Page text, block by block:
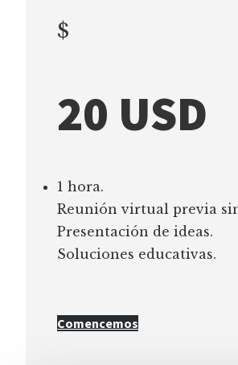
$
20 USD
1 hora.
Reunión virtual previa
Presentación de ideas.
Soluciones educativas.
Comencemos